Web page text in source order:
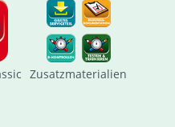
Zusatzmaterialien